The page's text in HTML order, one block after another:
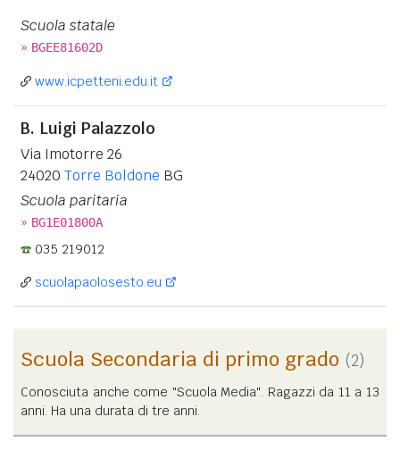
Scuola statale
» BGEE81602D
www.icpetteni.edu.it
B. Luigi Palazzolo
Via Imotorre 26
24020 Torre Boldone BG
Scuola paritaria
» BG1E01800A
035 219012
scuolapaolosesto.eu
Scuola Secondaria di primo grado (2)
Conosciuta anche come "Scuola Media". Ragazzi da 11 a 13
anni. Ha una durata di tre anni.